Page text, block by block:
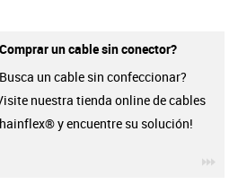
un cable sin conector?
un cable sin confeccionar?
nuestra tienda online de cables
y encuentre su solución!